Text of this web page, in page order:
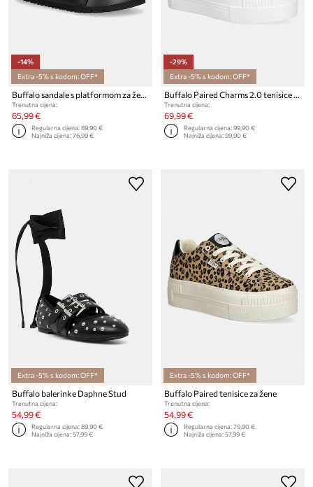
-14%
Extra -5% s kodom: OFF*
Trenutna cijena:
65,99 €
Regularna cijena:89,90 €
Najniža cijena:76,99 €
-29%
Extra -5% s kodom: OFF*
Trenutna cijena:
69,99 €
Regularna cijena:99,90 €
Najniža cijena:99,90 €
Extra -5% s kodom: OFF*
Buffalo balerinke Daphne Stud
Trenutna cijena:
54,99 €
Regularna cijena:89,90 €
Najniža cijena:57,99 €
Extra -5% s kodom: OFF*
Buffalo Paired tenisice za žene
Trenutna cijena:
54,99 €
Regularna cijena:79,90 €
Najniža cijena:57,99 €